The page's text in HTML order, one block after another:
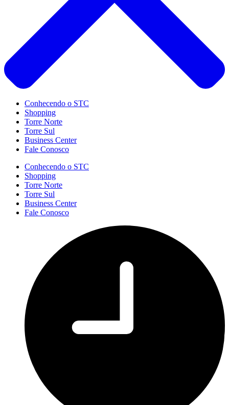
Conhecendo o STC
Shopping
Torre Norte
Torre Sul
Business Center
Fale Conosco
Conhecendo o STC
Shopping
Torre Norte
Torre Sul
Business Center
Fale Conosco